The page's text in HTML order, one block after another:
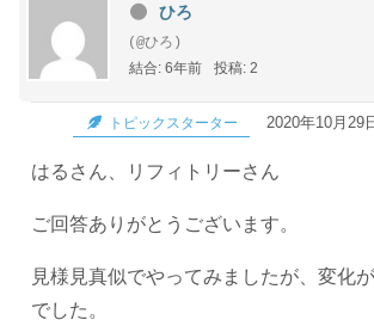
ひろ
(@ひろ)
結合: 6年前
投稿: 2
トピックスターター 2020年10月29
はるさん、リフィトリーさん
ご回答ありがとうございます。
見様見真似でやってみましたが、変化
でした。